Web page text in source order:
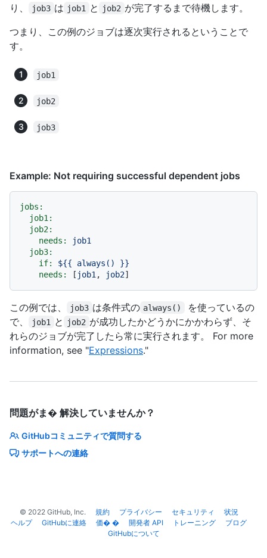
り、
job3 は job1 と job2 が完了するまで待機します。
つまり、この例のジョブは逐次実行されるということで
す。
job1
job2
job3
Example: Not requiring successful dependent jobs
jobs:
job1:
job2:
needs:
job1
job3:
if:
${{ always()
}}
needs:
[ job1 , job2
この例では、 job3 は条件式の always()
を使っているの
で、
job1 と job2 が成功したかどうかにかかわらず、そ
れらのジョブが完了したら常に実行されます。 For more
information, see "Expressions."
問題がま� 解決していませんか？
GitHubコミュニティで質問する
サポートへの連絡
© 2022GitHub, Inc. 規約 プライバシー セキュリティ
状況
ヘルプ
GitHubに連絡 価� � 開発者 API トレーニング
ブログ
GitHubについて